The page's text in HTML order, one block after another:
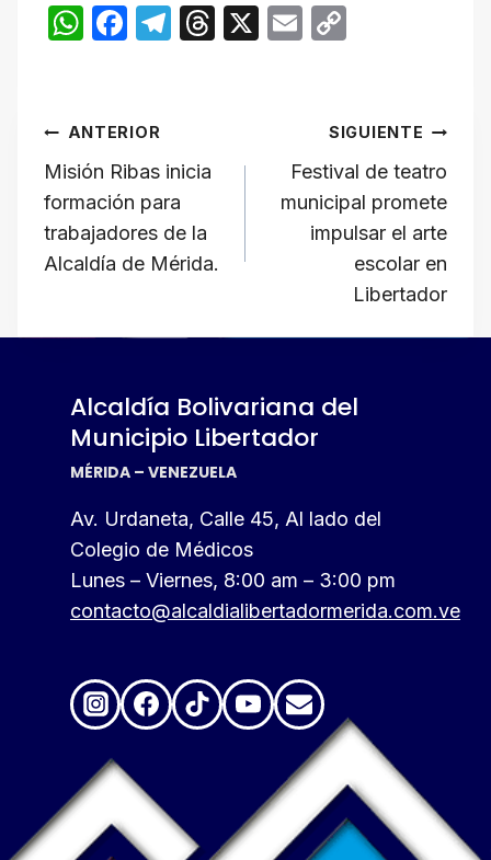
W
s
A
p
p
F
e
b
o
o
k
T
a
m
T
X
E
y
Li
n
k
Navegación
de
entradas
ANTERIOR
Misión Ribas inicia
formación para
trabajadores de la
Alcaldía de Mérida.
SIGUIENTE
Festival de teatro
municipal promete
impulsar el arte
escolar en
Libertador
Alcaldía Bolivariana del
Municipio Libertador
MÉRIDA – VENEZUELA
Av. Urdaneta, Calle 45, Al lado del
Colegio de Médicos
Lunes – Viernes, 8:00 am – 3:00 pm
contacto@alcaldialibertadormerida.com.ve